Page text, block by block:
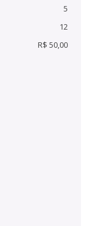
5
12
R$ 50,00